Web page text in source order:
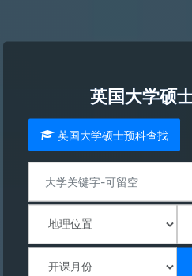
英国大学硕
英国大学硕士预科查找